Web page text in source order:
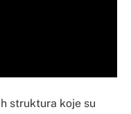
struktura koje su